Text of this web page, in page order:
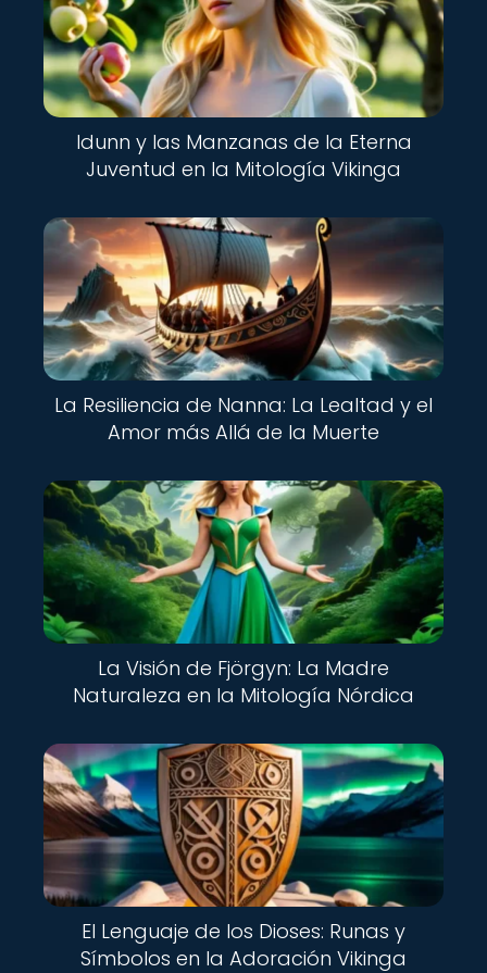
Idunn y las Manzanas de la Eterna
Juventud en la Mitología Vikinga
La Resiliencia de Nanna: La Lealtad y el
Amor más Allá de la Muerte
La Visión de Fjörgyn: La Madre
Naturaleza en la Mitología Nórdica
El Lenguaje de los Dioses: Runas y
Símbolos en la Adoración Vikinga